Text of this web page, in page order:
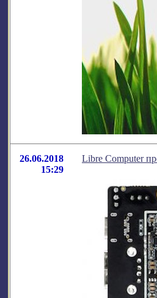
26.06.2018
15:29
Libre Computer